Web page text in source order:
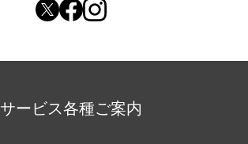
サービス各種ご案内